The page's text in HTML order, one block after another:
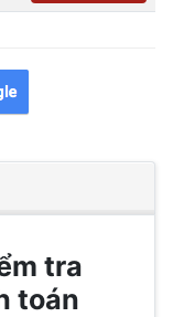
tra
toán